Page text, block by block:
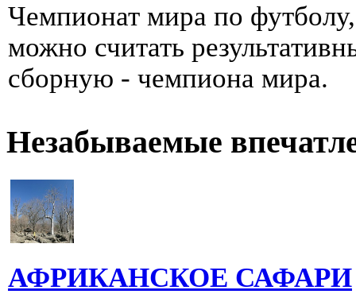
Чемпионат мира по
можно считать
сборную - чемпиона мира.
Незабываемые
АФРИКАНСКОЕ САФАРИ